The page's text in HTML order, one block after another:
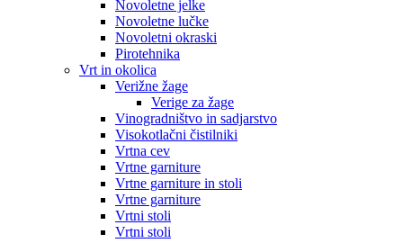
Novoletne jelke
Novoletne lučke
Novoletni okraski
Pirotehnika
Vrt in okolica
Verižne žage
Verige za žage
Vinogradništvo in sadjarstvo
Visokotlačni čistilniki
Vrtna cev
Vrtne garniture
Vrtne garniture in stoli
Vrtne garniture
Vrtni stoli
Vrtni stoli